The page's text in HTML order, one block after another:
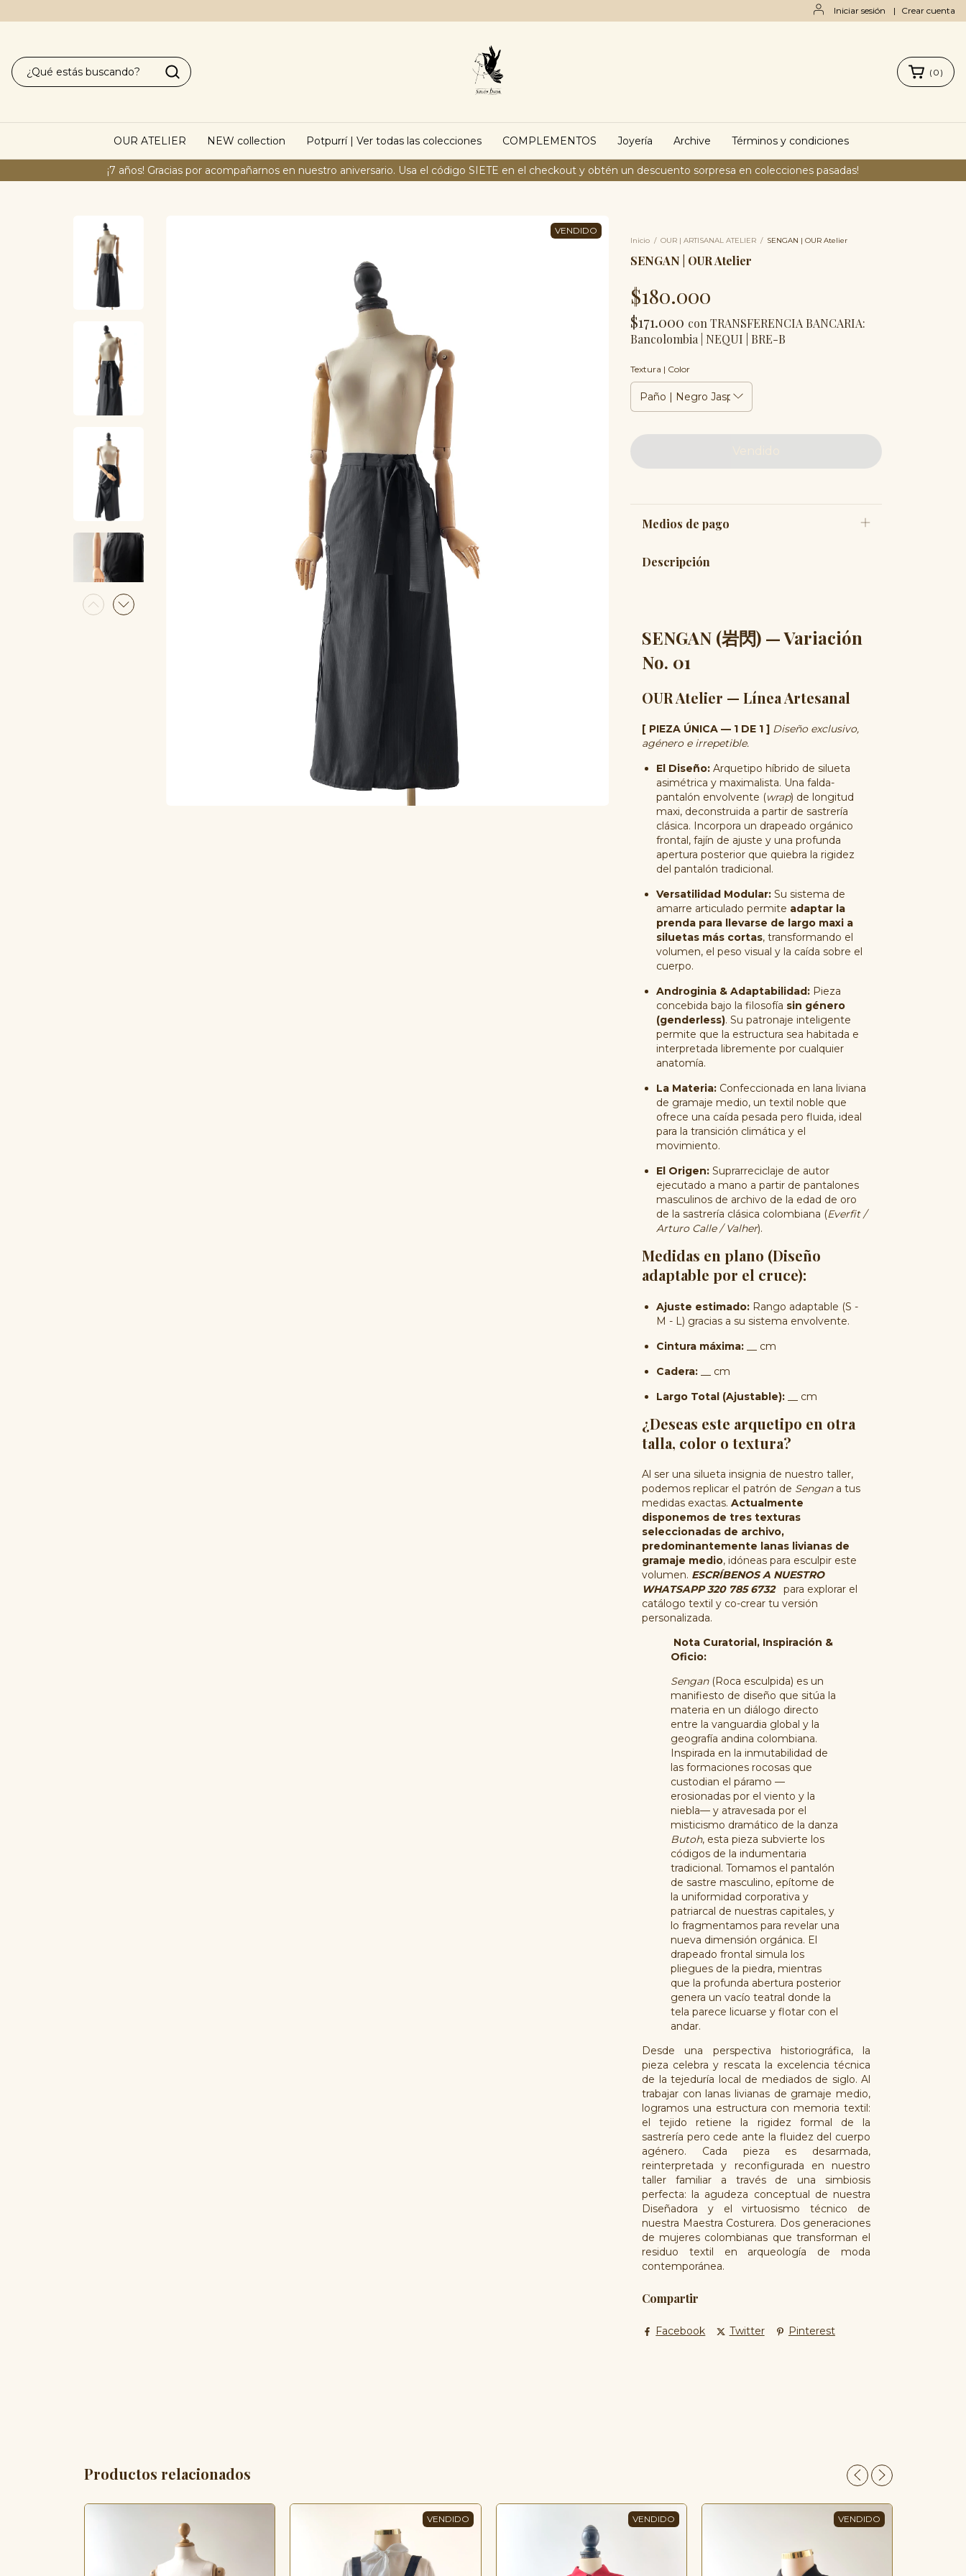
Iniciar sesión | Crear cuenta
¡7 años! Gracias por acompañarnos en nuestro aniversario. Usa el código SIETE en el checkout y obtén un descuento sorpresa en colecciones pasadas!
( 0 )
OUR ATELIER NEW collection Potpurrí | Ver todas las colecciones COMPLEMENTOS Joyería Archive Términos y condiciones
Inicio / OUR | ARTISANAL ATELIER / SENGAN | OUR Atelier
SENGAN | OUR Atelier
$180.000
$171.000 con TRANSFERENCIA BANCARIA:
Bancolombia | NEQUI | BRE-B
Textura | Color
Medios de pago
Descripción
SENGAN (岩閃) — Variación
No. 01
OUR Atelier — Línea Artesanal
[ PIEZA ÚNICA — 1 DE 1 ] Diseño exclusivo,
agénero e irrepetible.
El Diseño: Arquetipo híbrido de silueta
asimétrica y maximalista. Una falda-
pantalón envolvente (wrap) de longitud
maxi, deconstruida a partir de sastrería
clásica. Incorpora un drapeado orgánico
frontal, fajín de ajuste y una profunda
apertura posterior que quiebra la rigidez
del pantalón tradicional.
Versatilidad Modular: Su sistema de
amarre articulado permite adaptar la
prenda para llevarse de largo maxi a
siluetas más cortas, transformando el
volumen, el peso visual y la caída sobre el
cuerpo.
Androginia & Adaptabilidad: Pieza
concebida bajo la filosofía sin género
(genderless). Su patronaje inteligente
permite que la estructura sea habitada e
interpretada libremente por cualquier
anatomía.
La Materia: Confeccionada en lana liviana
de gramaje medio, un textil noble que
ofrece una caída pesada pero fluida, ideal
para la transición climática y el
movimiento.
El Origen: Suprarreciclaje de autor
ejecutado a mano a partir de pantalones
masculinos de archivo de la edad de oro
de la sastrería clásica colombiana (Everfit /
Arturo Calle / Valher).
Medidas en plano (Diseño
adaptable por el cruce):
Ajuste estimado: Rango adaptable (S -
M - L) gracias a su sistema envolvente.
Cintura máxima: __ cm
Cadera: __ cm
Largo Total (Ajustable): __ cm
¿Deseas este arquetipo en otra
talla, color o textura?
Al ser una silueta insignia de nuestro taller,
podemos replicar el patrón de Sengana tus
medidas exactas. Actualmente
disponemos de tres texturas
seleccionadas de archivo,
predominantemente lanas livianas de
gramaje medio, idóneas para esculpir este
volumen. ESCRÍBENOS A NUESTRO
WHATSAPP 320 785 6732 para explorar el
catálogo textil y co-crear tu versión
personalizada.
Nota Curatorial, Inspiración &
Oficio:
Sengan(Roca esculpida) es un
manifiesto de diseño que sitúa la
materia en un diálogo directo
entre la vanguardia global y la
geografía andina colombiana.
Inspirada en la inmutabilidad de
las formaciones rocosas que
custodian el páramo —
erosionadas por el viento y la
niebla— y atravesada por el
misticismo dramático de la danza
Butoh, esta pieza subvierte los
códigos de la indumentaria
tradicional. Tomamos el pantalón
de sastre masculino, epítome de
la uniformidad corporativa y
patriarcal de nuestras capitales, y
lo fragmentamos para revelar una
nueva dimensión orgánica. El
drapeado frontal simula los
pliegues de la piedra, mientras
que la profunda abertura posterior
genera un vacío teatral donde la
tela parece licuarse y flotar con el
andar.
Desde una perspectiva historiográfica, la
pieza celebra y rescata la excelencia técnica
de la tejeduría local de mediados de siglo. Al
trabajar con lanas livianas de gramaje medio,
logramos una estructura con memoria textil:
el tejido retiene la rigidez formal de la
sastrería pero cede ante la fluidez del cuerpo
agénero. Cada pieza es desarmada,
reinterpretada y reconfigurada en nuestro
taller familiar a través de una simbiosis
perfecta: la agudeza conceptual de nuestra
Diseñadora y el virtuosismo técnico de
nuestra Maestra Costurera. Dos generaciones
de mujeres colombianas que transforman el
residuo textil en arqueología de moda
contemporánea.
Compartir
Facebook Twitter Pinterest
Productos relacionados